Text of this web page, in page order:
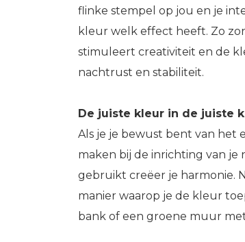
flinke stempel op jou en je
kleur welk effect heeft. Zo
stimuleert creativiteit en de
nachtrust en stabiliteit.
De juiste kleur in de juiste
Als je je bewust bent van het
maken bij de inrichting van
gebruikt creëer je harmonie.
manier waarop je de kleur
bank of een groene muur